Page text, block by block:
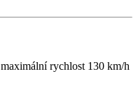
rychlost 130 km/h